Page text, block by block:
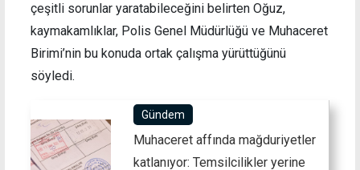
çeşitli sorunlar yaratabileceğini belirten Oğuz,
kaymakamlıklar, Polis Genel Müdürlüğü ve Muhaceret
Birimi’nin bu konuda ortak çalışma yürüttüğünü
söyledi.
Gündem
Muhaceret affında mağduriyetler
katlanıyor: Temsilcilikler yerine